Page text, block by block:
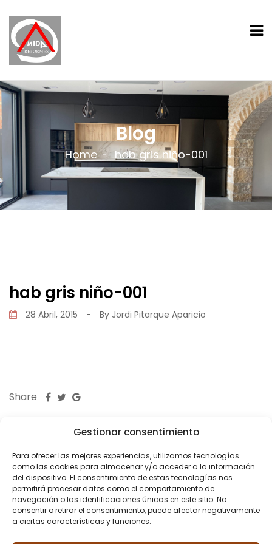
Gestionar consentimiento
Para ofrecer las mejores experiencias, utilizamos tecnologías
como las cookies para almacenar y/o acceder a la información
del dispositivo. El consentimiento de estas tecnologías nos
permitirá procesar datos como el comportamiento de
navegación o las identificaciones únicas en este sitio. No
consentir o retirar el consentimiento, puede afectar negativamente
a ciertas características y funciones.
Blog
Home hab gris niño-001
hab gris niño-001
28 Abril, 2015 - By Jordi Pitarque Aparicio
Share
PREVIOUS POST
Reforma piso Mitre